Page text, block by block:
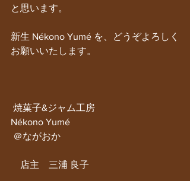
と思います。
新生 Nékono Yumé を、どうぞよろしく
お願いいたします。
焼菓子&ジャム工房
Nékono Yumé
＠ながおか
店主　三浦 良子